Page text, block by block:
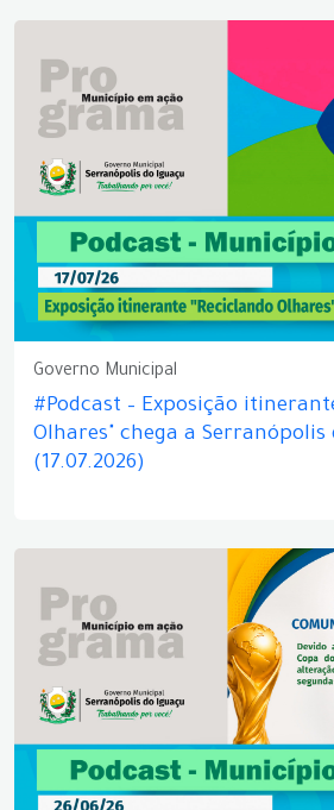
Governo Municipal
#Podcast – Exposição
Olhares" chega a Serranópolis
(17.07.2026)